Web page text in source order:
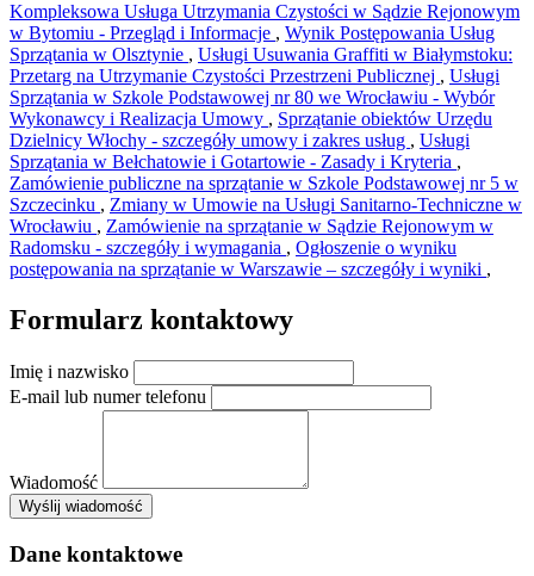
Kompleksowa Usługa Utrzymania Czystości w Sądzie Rejonowym
w Bytomiu - Przegląd i Informacje , Wynik Postępowania Usług
Sprzątania w Olsztynie , Usługi Usuwania Graffiti w Białymstoku:
Przetarg na Utrzymanie Czystości Przestrzeni Publicznej , Usługi
Sprzątania w Szkole Podstawowej nr 80 we Wrocławiu - Wybór
Wykonawcy i Realizacja Umowy , Sprzątanie obiektów Urzędu
Dzielnicy Włochy - szczegóły umowy i zakres usług , Usługi
Sprzątania w Bełchatowie i Gotartowie - Zasady i Kryteria ,
Zamówienie publiczne na sprzątanie w Szkole Podstawowej nr 5 w
Szczecinku , Zmiany w Umowie na Usługi Sanitarno-Techniczne w
Wrocławiu , Zamówienie na sprzątanie w Sądzie Rejonowym w
Radomsku - szczegóły i wymagania , Ogłoszenie o wyniku
postępowania na sprzątanie w Warszawie – szczegóły i wyniki ,
Formularz kontaktowy
Imię i nazwisko
E-mail lub numer telefonu
Wiadomość
Wyślij wiadomośćAMSA Sp. z o.o. - ul. Blokowa 8, Warszawa
+
Dane kontaktowe